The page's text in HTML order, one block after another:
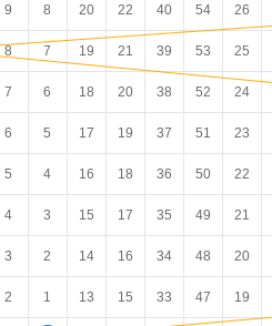
9 8 20 22 40 54 26
8 7 19 21 39 53 25
7 6 18 20 38 52 24
6 5 17 19 37 51 23
5 4 16 18 36 50 22
4 3 15 17 35 49 21
3 2 14 16 34 48 20
2 1 13 15 33 47 19